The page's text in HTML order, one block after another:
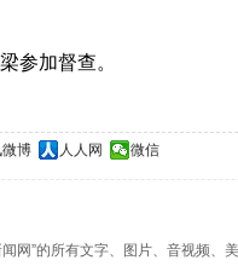
加督查。
微博 人人网 微信
闻网”的所有文字、图片、音视频